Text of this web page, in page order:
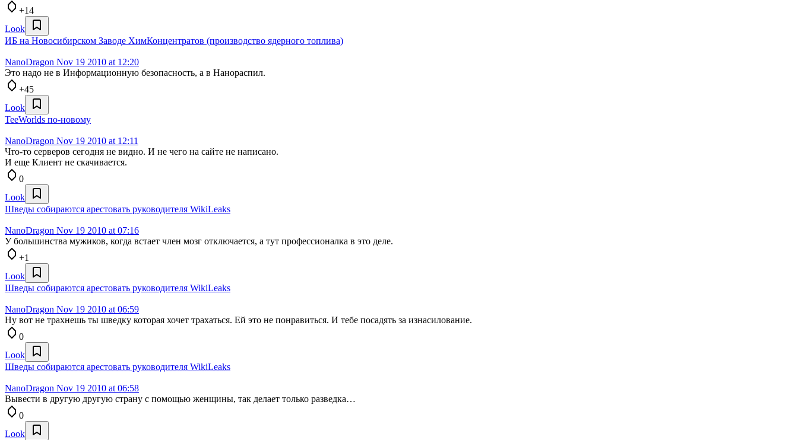
+14
Look
ИБ на Новосибирском Заводе ХимКонцентратов (производство ядерного топлива)
NanoDragon Nov 19 2010 at 12:20
Это надо не в Информационную безопасность, а в Нанораспил.
+45
Look
TeeWorlds по-новому
NanoDragon Nov 19 2010 at 12:11
Что-то серверов сегодня не видно. И не чего на сайте не написано.
И еще Клиент не скачивается.
0
Look
Шведы собираются арестовать руководителя WikiLeaks
NanoDragon Nov 19 2010 at 07:16
У большинства мужиков, когда встает член мозг отключается, а тут профессионалка в это деле.
+1
Look
Шведы собираются арестовать руководителя WikiLeaks
NanoDragon Nov 19 2010 at 06:59
Ну вот не трахнешь ты шведку которая хочет трахаться. Ей это не понравиться. И тебе посадять за изнасилование.
0
Look
Шведы собираются арестовать руководителя WikiLeaks
NanoDragon Nov 19 2010 at 06:58
Вывести в другую другую страну с помощью женщины, так делает только разведка…
0
Look